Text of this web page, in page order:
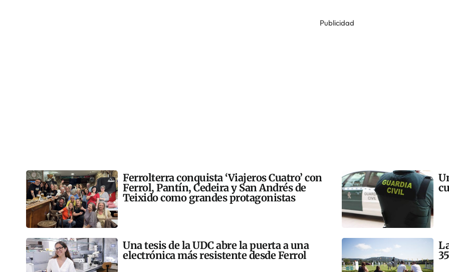
Publicidad
Ferrolterra conquista ‘Viajeros Cuatro’ con
Ferrol, Pantín, Cedeira y San Andrés de
Teixido como grandes protagonistas
Una tesis de la UDC abre la puerta a una
electrónica más resistente desde Ferrol